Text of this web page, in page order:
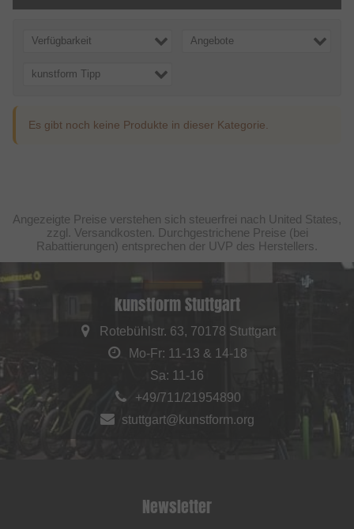
Verfügbarkeit Angebote
kunstform Tipp
Es gibt noch keine Produkte in dieser Kategorie.
Angezeigte Preise verstehen sich steuerfrei nach United States,
zzgl. Versandkosten. Durchgestrichene Preise (bei
Rabattierungen) entsprechen der UVP des Herstellers.
kunstform Stuttgart
Rotebühlstr. 63, 70178 Stuttgart
Mo-Fr: 11-13 & 14-18
Sa: 11-16
+49/711/21954890
stuttgart@kunstform.org
Newsletter